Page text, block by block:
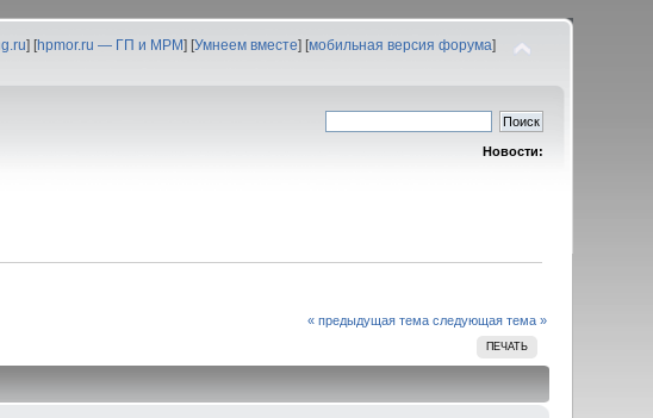
] [hpmor.ru — ГП и МРМ] [Умнеем вместе] [мобильная версия форума]
Новости:
« предыдущая тема следующая тема »
ПЕЧАТЬ